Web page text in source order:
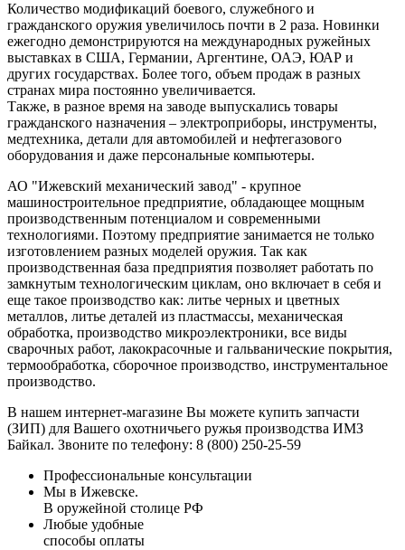
Количество модификаций боевого, служебного и
гражданского оружия увеличилось почти в 2 раза. Новинки
ежегодно демонстрируются на международных ружейных
выставках в США, Германии, Аргентине, ОАЭ, ЮАР и
других государствах. Более того, объем продаж в разных
странах мира постоянно увеличивается.
Также, в разное время на заводе выпускались товары
гражданского назначения – электроприборы, инструменты,
медтехника, детали для автомобилей и нефтегазового
оборудования и даже персональные компьютеры.
АО "Ижевский механический завод" - крупное
машиностроительное предприятие, обладающее мощным
производственным потенциалом и современными
технологиями. Поэтому предприятие занимается не только
изготовлением разных моделей оружия. Так как
производственная база предприятия позволяет работать по
замкнутым технологическим циклам, оно включает в себя и
еще такое производство как: литье черных и цветных
металлов, литье деталей из пластмассы, механическая
обработка, производство микроэлектроники, все виды
сварочных работ, лакокрасочные и гальванические покрытия,
термообработка, сборочное производство, инструментальное
производство.
В нашем интернет-магазине Вы можете купить запчасти
(ЗИП) для Вашего охотничьего ружья производства ИМЗ
Байкал. Звоните по телефону: 8 (800) 250-25-59
Профессиональные консультации
Мы в Ижевске.
В оружейной столице РФ
Любые удобные
способы оплаты